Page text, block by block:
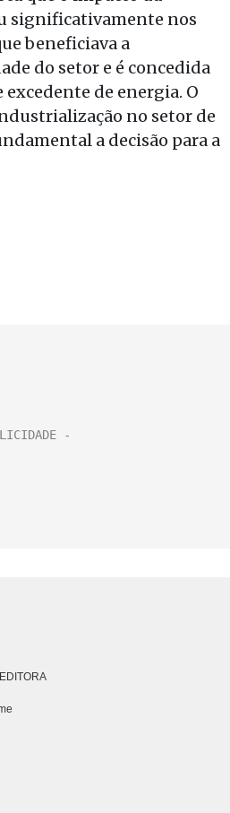
significativamente nos
beneficiava a
do setor e é concedida
de energia. O
no setor de
a decisão para a